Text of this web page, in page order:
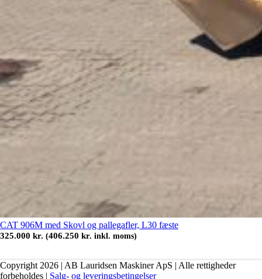
CAT 906M med Skovl og pallegafler, L30 fæste
325.000 kr. (406.250 kr. inkl. moms)
Copyright 2026 | AB Lauridsen Maskiner ApS | Alle rettigheder
forbeholdes | Salg- og leveringsbetingelser